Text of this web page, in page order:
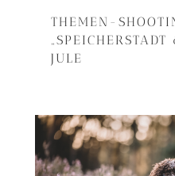
THEMEN-
JULE